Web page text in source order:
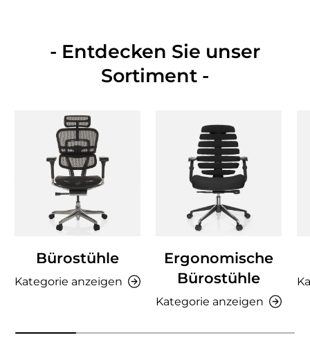
- Entdecken Sie unser
Sortiment -
Bürostühle
Kategorie anzeigen
Ergonomische
Bürostühle
Kategorie anzeigen